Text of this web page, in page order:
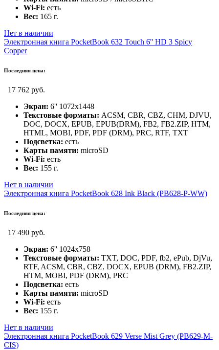
Wi-Fi: есть
Вес: 165 г.
Нет в наличии
Электронная книга PocketBook 632 Touch 6'' HD 3 Spicy
Copper
Последняя цена:
17 762 руб.
Экран: 6'' 1072x1448
Текстовые форматы: ACSM, CBR, CBZ, CHM, DJVU,
DOC, DOCX, EPUB, EPUB(DRM), FB2, FB2.ZIP, HTM,
HTML, MOBI, PDF, PDF (DRM), PRC, RTF, TXT
Подсветка: есть
Карты памяти: microSD
Wi-Fi: есть
Вес: 155 г.
Нет в наличии
Электронная книга PocketBook 628 Ink Black (PB628-P-WW)
Последняя цена:
17 490 руб.
Экран: 6'' 1024x758
Текстовые форматы: TXT, DOC, PDF, fb2, ePub, DjVu,
RTF, ACSM, CBR, CBZ, DOCX, EPUB (DRM), FB2.ZIP,
HTM, MOBI, PDF (DRM), PRC
Подсветка: есть
Карты памяти: microSD
Wi-Fi: есть
Вес: 155 г.
Нет в наличии
Электронная книга PocketBook 629 Verse Mist Grey (PB629-M-
CIS)